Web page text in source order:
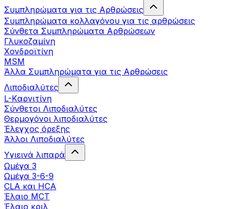
Συμπληρώματα για τις Αρθρώσεις
Συμπληρώματα κολλαγόνου για τις αρθρώσεις
Σύνθετα Συμπληρώματα Αρθρώσεων
Γλυκοζαμίνη
Χονδροϊτίνη
MSM
Άλλα Συμπληρώματα για τις Αρθρώσεις
Λιποδιαλύτες
L-Kαρνιτίνη
Σύνθετοι Λιποδιαλύτες
Θερμογόνοι λιποδιαλύτες
Έλεγχος όρεξης
Άλλοι Λιποδιαλύτες
Υγιεινά λιπαρά
Ωμέγα 3
Ωμέγα 3-6-9
CLA και HCA
Έλαιο MCT
Έλαιο κριλ